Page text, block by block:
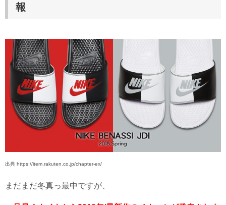
報
出典 https://item.rakuten.co.jp/chapter-ex/
まだまだ冬真っ最中ですが、